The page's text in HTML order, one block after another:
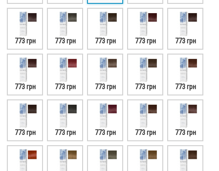
773 грн 773 грн 773 грн 773 грн 773 грн
773 грн 773 грн 773 грн 773 грн 773 грн
773 грн 773 грн 773 грн 773 грн 773 грн